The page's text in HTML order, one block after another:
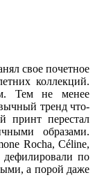
свое почетное
коллекций.
Тем не менее
тренд что-
принт перестал
образами.
Rocha, Céline,
по
а порой даже